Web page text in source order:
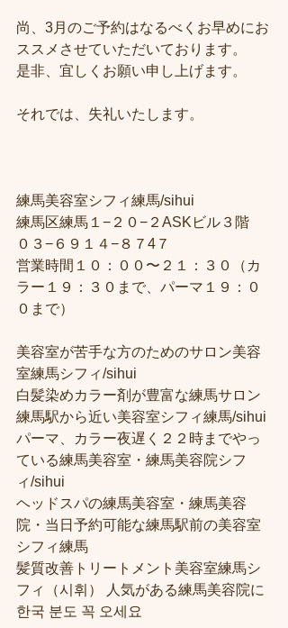
尚、3月のご予約はなるべくお早めにお
ススメさせていただいております。
是非、宜しくお願い申し上げます。
それでは、失礼いたします。
練馬美容室シフィ練馬/sihui
練馬区練馬１−２０−２ASKビル３階
０３−６９１４−８７4７
営業時間１０：００〜２１：３０（カ
ラー１９：３０まで、パーマ１９：０
０まで）
美容室が苦手な方のためのサロン美容
室練馬シフィ/sihui
白髪染めカラー剤が豊富な練馬サロン
練馬駅から近い美容室シフィ練馬/sihui
パーマ、カラー夜遅く２２時までやっ
ている練馬美容室・練馬美容院シフ
ィ/sihui
ヘッドスパの練馬美容室・練馬美容
院・当日予約可能な練馬駅前の美容室
シフィ練馬
髪質改善トリートメント美容室練馬シ
フィ（시휘） 人気がある練馬美容院に
한국 분도 꼭 오세요